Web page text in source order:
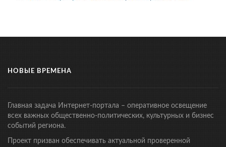
НОВЫЕ ВРЕМЕНА
Главная задача Интернет-портала – оперативное освещение
всех важных общественно-политических, культурных и бизнес
событий региона.
Проект призван обеспечивать актуальной проверенной